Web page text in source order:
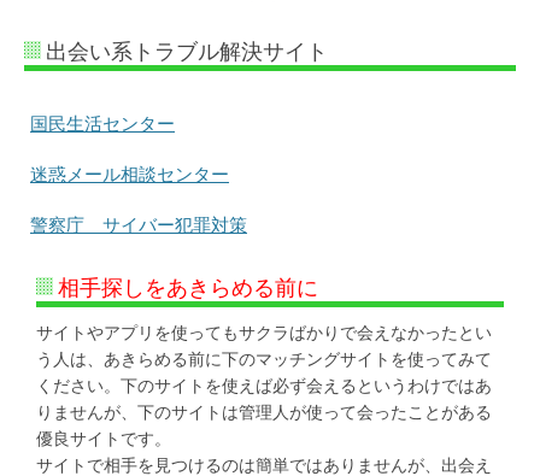
出会い系トラブル解決サイト
国民生活センター
迷惑メール相談センター
警察庁 サイバー犯罪対策
相手探しをあきらめる前に
サイトやアプリを使ってもサクラばかりで会えなかったとい
う人は、あきらめる前に下のマッチングサイトを使ってみて
ください。下のサイトを使えば必ず会えるというわけではあ
りませんが、下のサイトは管理人が使って会ったことがある
優良サイトです。
サイトで相手を見つけるのは簡単ではありませんが、出会え